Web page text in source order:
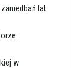
lat
w